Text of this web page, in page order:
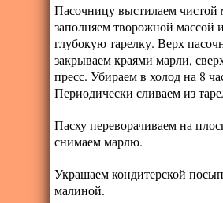
Пасочницу выстилаем чистой
заполняем творожной массой
глубокую тарелку. Верх
закрываем краями марли,
пресс. Убираем в холод на 8
Периодически сливаем из
Пасху переворачиваем на
снимаем марлю.
Украшаем кондитерской
малиной.